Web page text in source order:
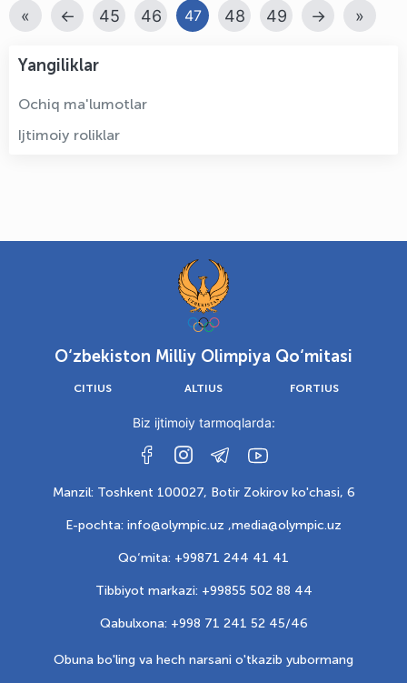
« ← 45 46 47 48 49 → »
Yangiliklar
Ochiq ma'lumotlar
Ijtimoiy roliklar
O‘zbekiston Milliy Olimpiya Qo‘mitasi
CITIUS ALTIUS FORTIUS
Biz ijtimoiy tarmoqlarda:
Manzil: Toshkent 100027, Botir Zokirov ko'chasi, 6
E-pochta: info@olympic.uz ,media@olympic.uz
Qo‘mita: +99871 244 41 41
Tibbiyot markazi: +99855 502 88 44
Qabulxona: +998 71 241 52 45/46
Obuna bo'ling va hech narsani o'tkazib yubormang